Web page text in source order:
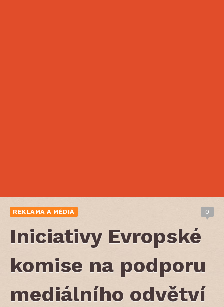
REKLAMA A MÉDIÁ 0
Iniciativy Evropské
komise na podporu
mediálního odvětví